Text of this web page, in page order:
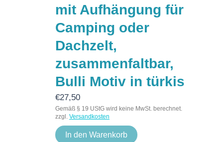
mit Aufhängung für
Camping oder
Dachzelt,
zusammenfaltbar,
Bulli Motiv in türkis
€27,50
Gemäß § 19 UStG wird keine MwSt. berechnet.
zzgl. Versandkosten
In den Warenkorb